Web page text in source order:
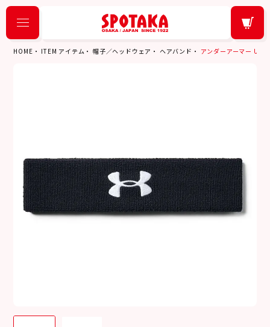
HOME ITEM アイテム 帽子／ヘッドウェア ヘアバンド アンダーアーマー